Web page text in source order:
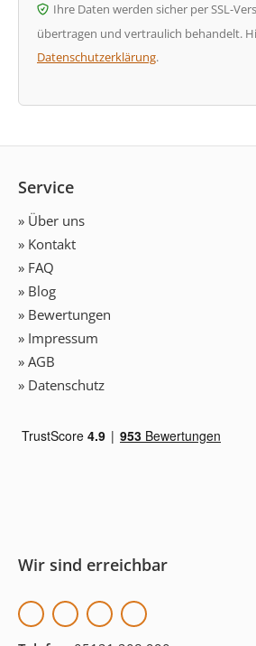
Ihre Daten werden sicher per SSL-
übertragen und vertraulich behandelt.
Datenschutzerklärung.
Service
» Über uns
» Kontakt
» FAQ
» Blog
» Bewertungen
» Impressum
» AGB
» Datenschutz
Wir sind erreichbar